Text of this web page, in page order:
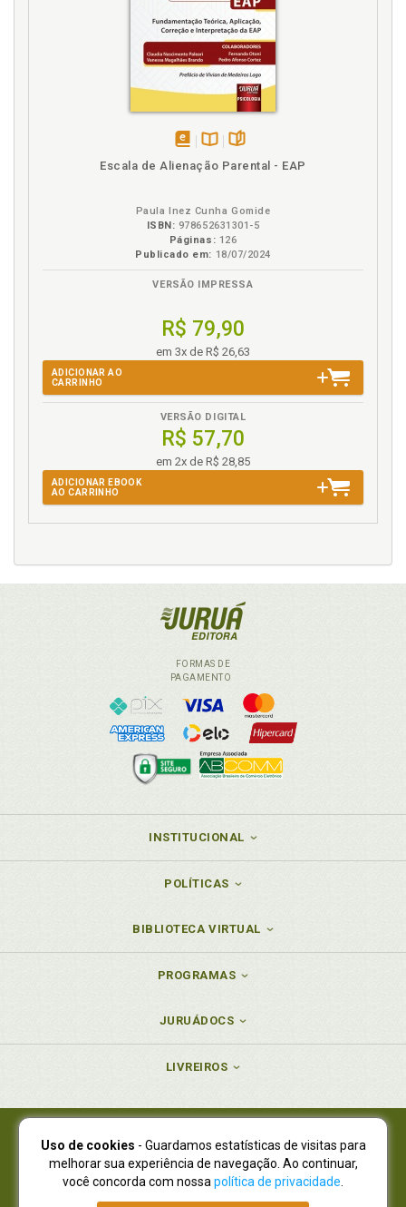
Escala de Alienação Parental - EAP
Paula Inez Cunha Gomide
ISBN: 978652631301-5
Páginas: 126
Publicado em: 18/07/2024
VERSÃO IMPRESSA
R$ 79,90
em 3x de R$ 26,63
ADICIONAR AO
CARRINHO
VERSÃO DIGITAL
R$ 57,70
em 2x de R$ 28,85
ADICIONAR EBOOK
AO CARRINHO
FORMAS DE
PAGAMENTO
INSTITUCIONAL
POLÍTICAS
BIBLIOTECA VIRTUAL
PROGRAMAS
JURUÁDOCS
LIVREIROS
Juruá Editora Ltda., CNPJ 77.535.508/0001-19
Juruá Informática Ltda., CNPJ 01.701.561/0001-80
NOVO ENDEREÇO:R. Flávio Dallegrave, 7665, São Lourenço |
Curitiba - Paraná - CEP 82210-310
Uso de cookies - Guardamos estatísticas de visitas para
melhorar sua experiência de navegação. Ao continuar,
você concorda com nossa política de privacidade